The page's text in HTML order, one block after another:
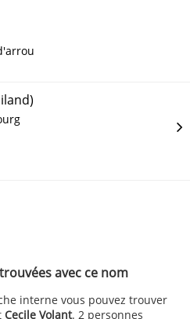
avec ce nom
interne vous pouvez trouver
Cecile Volant. 2 personnes